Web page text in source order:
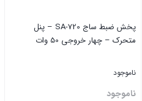
پخش ضبط ساج SA-720 – پنل
متحرک – چهار خروجی 50 وات
ناموجود
ناموجود